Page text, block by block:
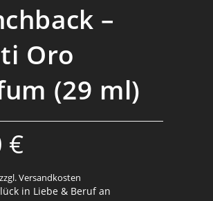
–
Oro
(29 ml)
€
zzgl. Versandkosten
in Liebe & Beruf an